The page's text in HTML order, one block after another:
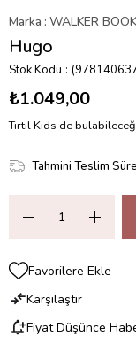
Marka : WALKER
Hugo
Stok Kodu
₺1.049,00
Tırtıl Kids de
Tahmini Teslim
Favorilere Ekle
Karşılaştır
Fiyat Düşünce